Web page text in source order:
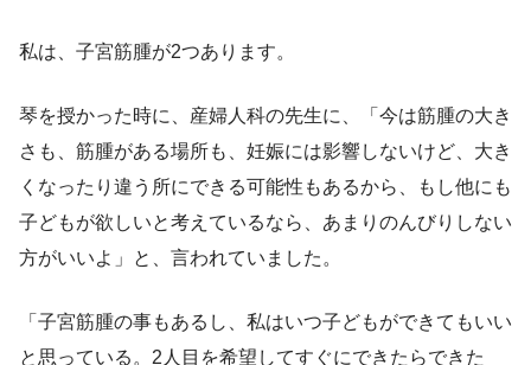
私は、子宮筋腫が2つあります。
琴を授かった時に、産婦人科の先生に、「今は筋腫の大き
さも、筋腫がある場所も、妊娠には影響しないけど、大き
くなったり違う所にできる可能性もあるから、もし他にも
子どもが欲しいと考えているなら、あまりのんびりしない
方がいいよ」と、言われていました。
「子宮筋腫の事もあるし、私はいつ子どもができてもいい
と思っている。2人目を希望してすぐにできたらできた